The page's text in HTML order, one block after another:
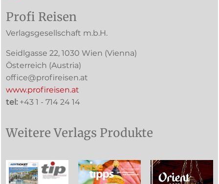
Profi Reisen
Verlagsgesellschaft m.b.H.
Seidlgasse 22, 1030 Wien (Vienna)
Österreich (Austria)
office@profireisen.at
www.profireisen.at
tel: +43 1 - 714 24 14
Weitere Verlags Produkte